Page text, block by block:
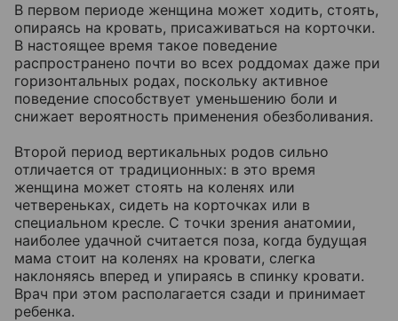
В первом периоде женщина может ходить, стоять,
опираясь на кровать, присаживаться на корточки.
В настоящее время такое поведение
распространено почти во всех роддомах даже при
горизонтальных родах, поскольку активное
поведение способствует уменьшению боли и
снижает вероятность применения обезболивания.
Второй период вертикальных родов сильно
отличается от традиционных: в это время
женщина может стоять на коленях или
четвереньках, сидеть на корточках или в
специальном кресле. С точки зрения анатомии,
наиболее удачной считается поза, когда будущая
мама стоит на коленях на кровати, слегка
наклоняясь вперед и упираясь в спинку кровати.
Врач при этом располагается сзади и принимает
ребенка.